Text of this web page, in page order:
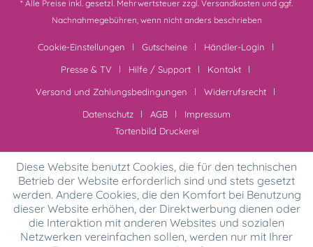
* Alle Preise inkl. gesetzl. Mehrwertsteuer zzgl. Versandkosten und ggf.
Nachnahmegebühren, wenn nicht anders beschrieben
Cookie-Einstellungen Gutscheine
Händler-Login
Presse & TV
Hilfe / Support
Kontakt
Versand und Zahlungsbedingungen
Widerrufsrecht
Datenschutz
AGB
Impressum
Tortenbild Druckerei
Diese Website benutzt Cookies, die für den technischen
Betrieb der Website erforderlich sind und stets gesetzt
werden. Andere Cookies, die den Komfort bei Benutzung
dieser Website erhöhen, der Direktwerbung dienen oder
die Interaktion mit anderen Websites und sozialen
Netzwerken vereinfachen sollen, werden nur mit Ihrer